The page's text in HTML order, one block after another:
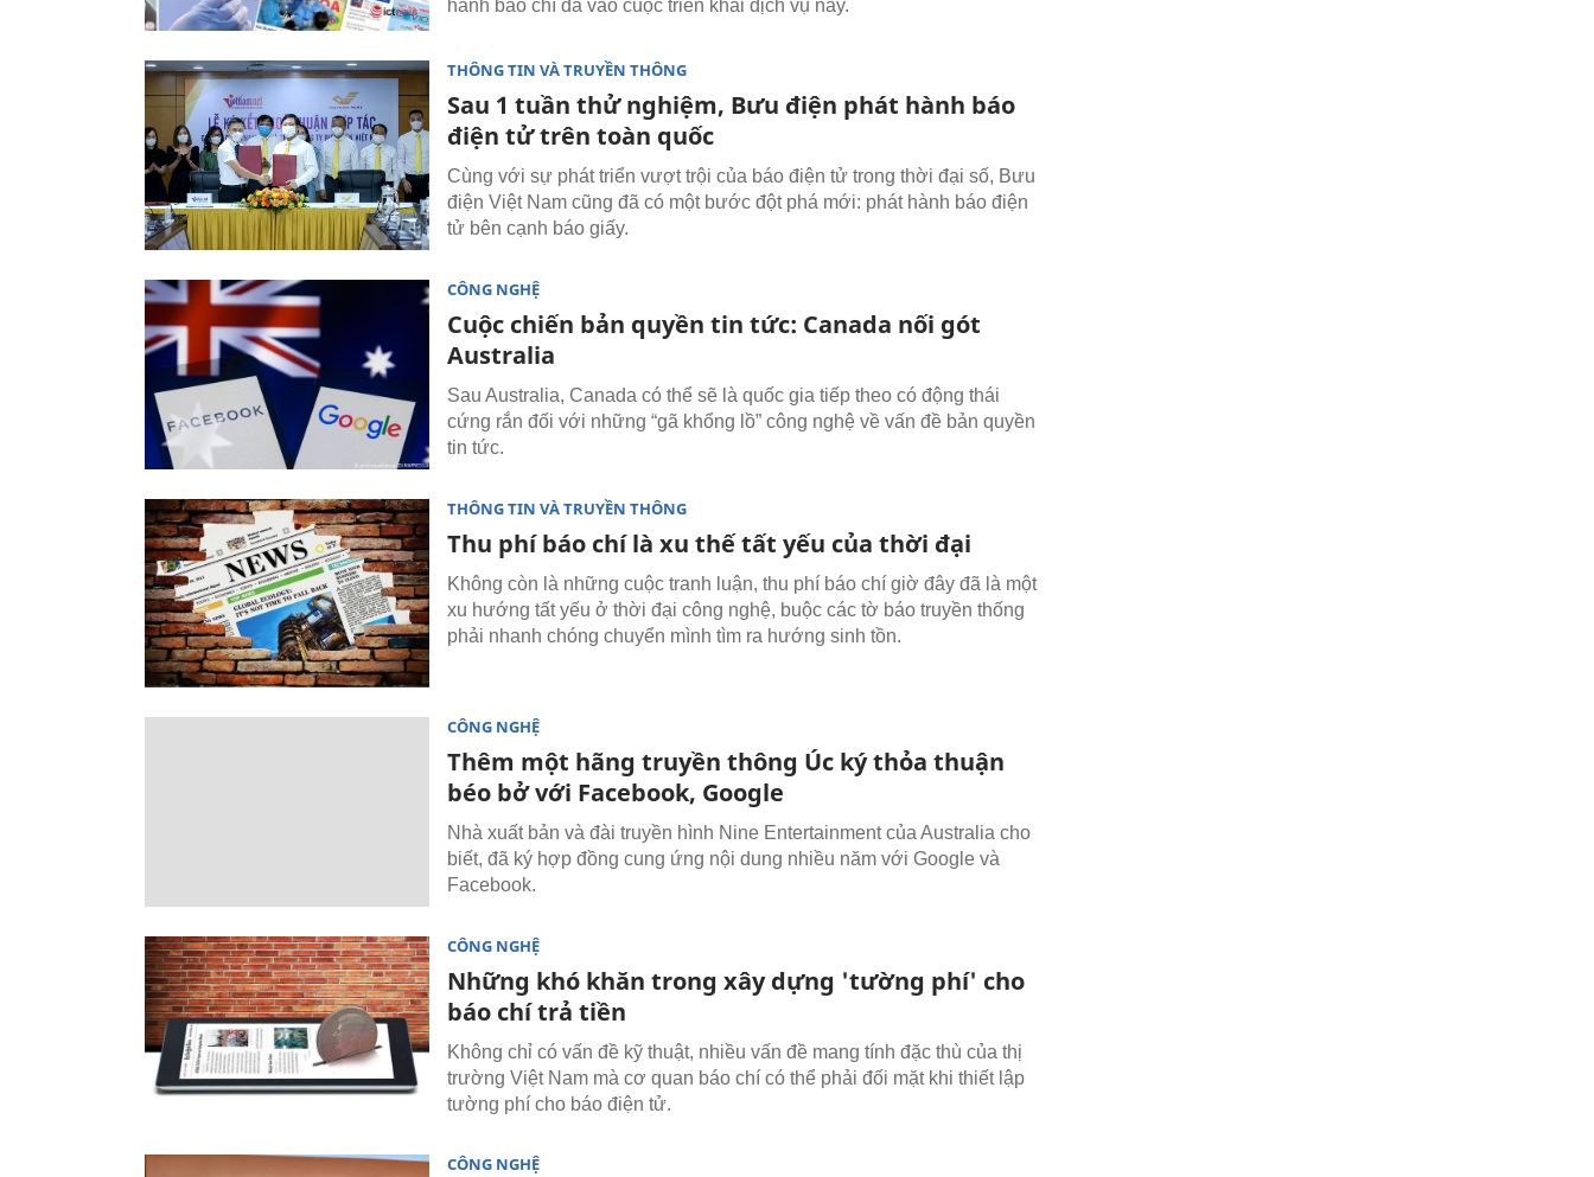
hành báo chí đã vào cuộc triển khai dịch vụ này.
THÔNG TIN VÀ TRUYỀN THÔNG
Sau 1 tuần thử nghiệm, Bưu điện phát hành báo
điện tử trên toàn quốc
Cùng với sự phát triển vượt trội của báo điện tử trong thời đại số, Bưu
điện Việt Nam cũng đã có một bước đột phá mới: phát hành báo điện
tử bên cạnh báo giấy.
CÔNG NGHỆ
Cuộc chiến bản quyền tin tức: Canada nối gót
Australia
Sau Australia, Canada có thể sẽ là quốc gia tiếp theo có động thái
cứng rắn đối với những “gã khổng lồ” công nghệ về vấn đề bản quyền
tin tức.
THÔNG TIN VÀ TRUYỀN THÔNG
Thu phí báo chí là xu thế tất yếu của thời đại
Không còn là những cuộc tranh luận, thu phí báo chí giờ đây đã là một
xu hướng tất yếu ở thời đại công nghệ, buộc các tờ báo truyền thống
phải nhanh chóng chuyển mình tìm ra hướng sinh tồn.
CÔNG NGHỆ
Thêm một hãng truyền thông Úc ký thỏa thuận
béo bở với Facebook, Google
Nhà xuất bản và đài truyền hình Nine Entertainment của Australia cho
biết, đã ký hợp đồng cung ứng nội dung nhiều năm với Google và
Facebook.
CÔNG NGHỆ
Những khó khăn trong xây dựng 'tường phí' cho
báo chí trả tiền
Không chỉ có vấn đề kỹ thuật, nhiều vấn đề mang tính đặc thù của thị
trường Việt Nam mà cơ quan báo chí có thể phải đối mặt khi thiết lập
tường phí cho báo điện tử.
CÔNG NGHỆ